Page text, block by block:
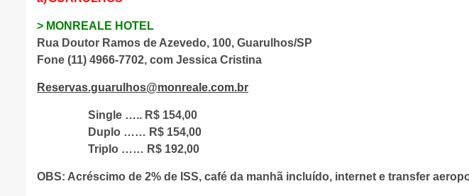
> MONREALE HOTEL
Rua Doutor Ramos de Azevedo, 100, Guarulhos/SP
Fone (11) 4966-7702, com Jessica Cristina
Reservas.guarulhos@monreale.com.br
Single ….. R$ 154,00
Duplo …… R$ 154,00
Triplo …… R$ 192,00
OBS: Acréscimo de 2% de ISS, café da manhã incluído, internet e transfer